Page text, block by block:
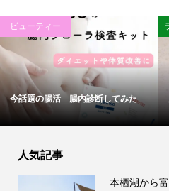
ビューティー
今話題の腸活 腸内診断してみた
人気記事
本栖湖から